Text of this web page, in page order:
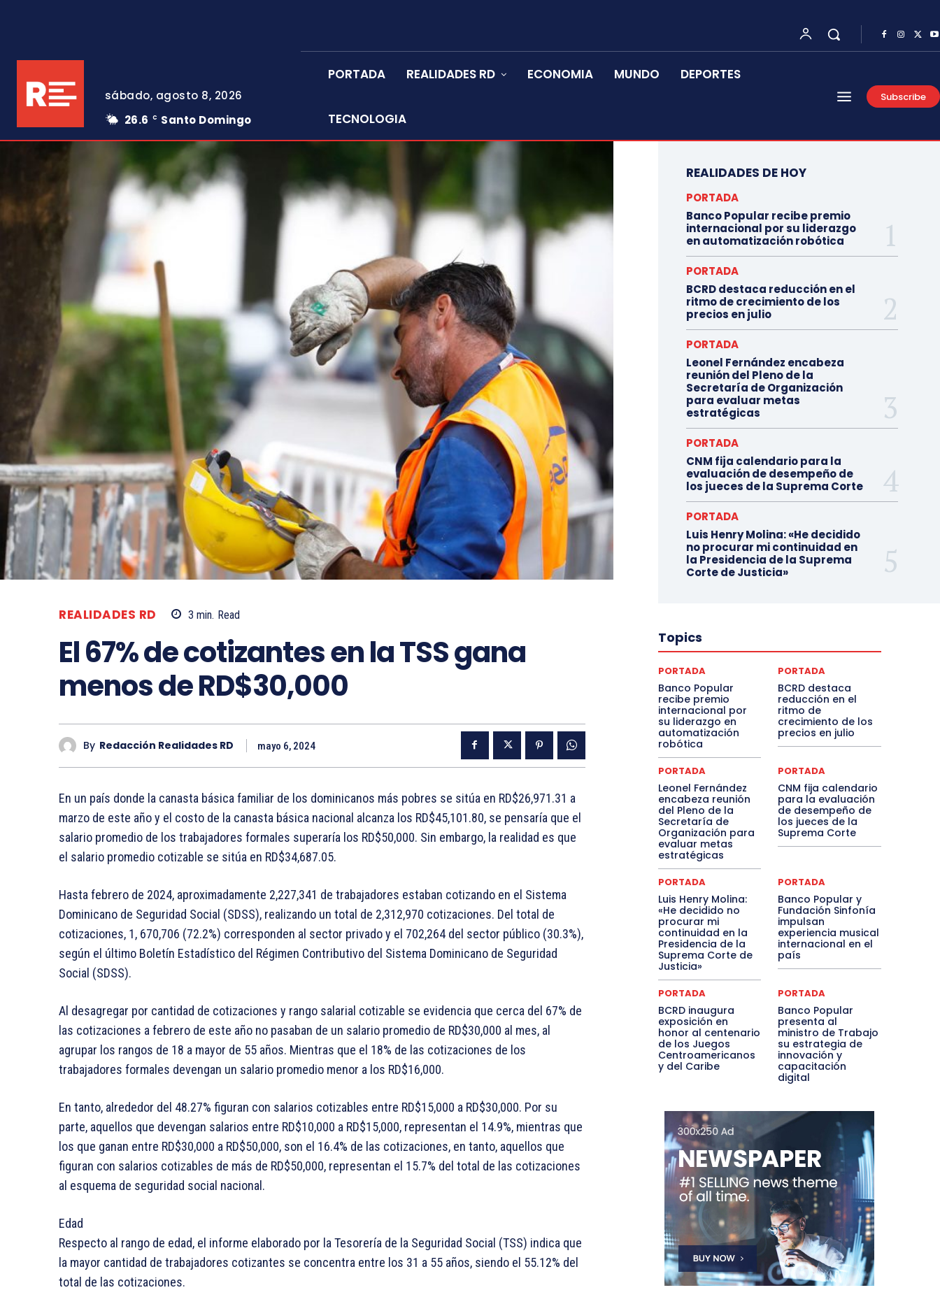
sábado, agosto 8, 2026
26.6
C Santo Domingo
PORTADA REALIDADES RD ECONOMIA MUNDO DEPORTES
TECNOLOGIA
Subscribe
REALIDADES RD 3 min. Read
El 67% de cotizantes en la TSS gana
menos de RD$30,000
By Redacción Realidades RD mayo 6, 2024
En un país donde la canasta básica familiar de los dominicanos más pobres se sitúa en RD$26,971.31 a
marzo de este año y el costo de la canasta básica nacional alcanza los RD$45,101.80, se pensaría que el
salario promedio de los trabajadores formales superaría los RD$50,000. Sin embargo, la realidad es que
el salario promedio cotizable se sitúa en RD$34,687.05.
Hasta febrero de 2024, aproximadamente 2,227,341 de trabajadores estaban cotizando en el Sistema
Dominicano de Seguridad Social (SDSS), realizando un total de 2,312,970 cotizaciones. Del total de
cotizaciones, 1, 670,706 (72.2%) corresponden al sector privado y el 702,264 del sector público (30.3%),
según el último Boletín Estadístico del Régimen Contributivo del Sistema Dominicano de Seguridad
Social (SDSS).
Al desagregar por cantidad de cotizaciones y rango salarial cotizable se evidencia que cerca del 67% de
las cotizaciones a febrero de este año no pasaban de un salario promedio de RD$30,000 al mes, al
agrupar los rangos de 18 a mayor de 55 años. Mientras que el 18% de las cotizaciones de los
trabajadores formales devengan un salario promedio menor a los RD$16,000.
En tanto, alrededor del 48.27% figuran con salarios cotizables entre RD$15,000 a RD$30,000. Por su
parte, aquellos que devengan salarios entre RD$10,000 a RD$15,000, representan el 14.9%, mientras que
los que ganan entre RD$30,000 a RD$50,000, son el 16.4% de las cotizaciones, en tanto, aquellos que
figuran con salarios cotizables de más de RD$50,000, representan el 15.7% del total de las cotizaciones
al esquema de seguridad social nacional.
Edad
Respecto al rango de edad, el informe elaborado por la Tesorería de la Seguridad Social (TSS) indica que
la mayor cantidad de trabajadores cotizantes se concentra entre los 31 a 55 años, siendo el 55.12% del
total de las cotizaciones.
REALIDADES DE HOY
PORTADA
Banco Popular recibe premio
internacional por su liderazgo
en automatización robótica
PORTADA
BCRD destaca reducción en el
ritmo de crecimiento de los
precios en julio
PORTADA
Leonel Fernández encabeza
reunión del Pleno de la
Secretaría de Organización
para evaluar metas
estratégicas
PORTADA
CNM fija calendario para la
evaluación de desempeño de
los jueces de la Suprema Corte
PORTADA
Luis Henry Molina: «He decidido
no procurar mi continuidad en
la Presidencia de la Suprema
Corte de Justicia»
Topics
PORTADA
Banco Popular
recibe premio
internacional por
su liderazgo en
automatización
robótica
PORTADA
BCRD destaca
reducción en el
ritmo de
crecimiento de los
precios en julio
PORTADA
Leonel Fernández
encabeza reunión
del Pleno de la
Secretaría de
Organización para
evaluar metas
estratégicas
PORTADA
CNM fija calendario
para la evaluación
de desempeño de
los jueces de la
Suprema Corte
PORTADA
Luis Henry Molina:
«He decidido no
procurar mi
continuidad en la
Presidencia de la
Suprema Corte de
Justicia»
PORTADA
Banco Popular y
Fundación Sinfonía
impulsan
experiencia musical
internacional en el
país
PORTADA
BCRD inaugura
exposición en
honor al centenario
de los Juegos
Centroamericanos
y del Caribe
PORTADA
Banco Popular
presenta al
ministro de Trabajo
su estrategia de
innovación y
capacitación
digital